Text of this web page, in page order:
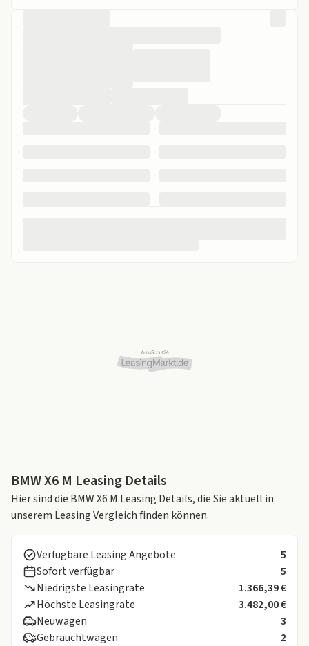
BMW X6 M Leasing Details
Hier sind die BMW X6 M Leasing Details, die Sie aktuell in
unserem Leasing Vergleich finden können.
Verfügbare Leasing Angebote
5
Sofort verfügbar
5
Niedrigste Leasingrate
1.366,39 €
Höchste Leasingrate
3.482,00 €
Neuwagen
3
Gebrauchtwagen
2